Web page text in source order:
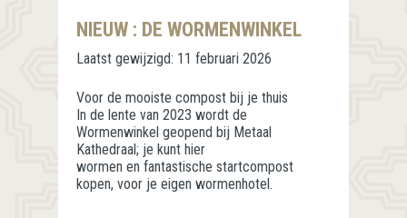
NIEUW : DE WORMENWINKEL
Laatst gewijzigd: 11 februari 2026
Voor de mooiste compost bij je thuis
In de lente van 2023 wordt de
Wormenwinkel geopend bij Metaal
Kathedraal; je kunt hier
wormen en fantastische startcompost
kopen, voor je eigen wormenhotel.